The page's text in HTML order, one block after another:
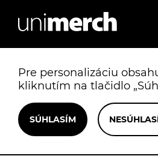
Pre personalizáciu
kliknutím na tlačidlo